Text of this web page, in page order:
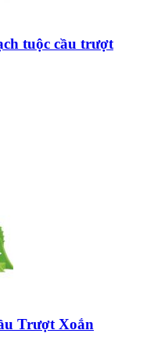
tuộc cầu trượt
Trượt Xoắn